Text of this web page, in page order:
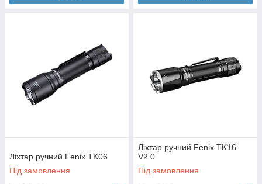
Ліхтар ручний Fenix TK06
Під замовлення
Ліхтар ручний Fenix TK16
V2.0
Під замовлення